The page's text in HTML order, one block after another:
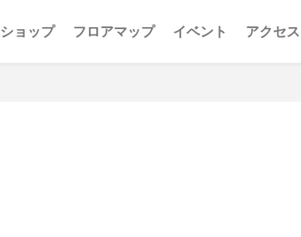
ショップ フロアマップ イベント アクセス